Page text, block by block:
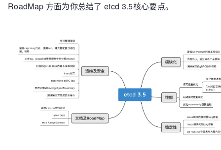
RoadMap 方面为你总结了 etcd 3.5核心要点。